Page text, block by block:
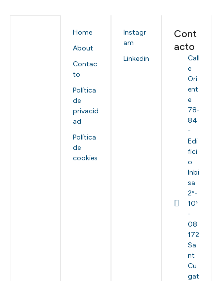
Home
About
Contac
to
Política
de
privacid
ad
Política
de
cookies
Instagr
am
Linkedin
Cont
acto
Call
e
Ori
ent
e
78-
84
-
Edi
fici
o
Inbi
sa
2º-
10ª
-
08
172
Sa
nt
Cu
gat